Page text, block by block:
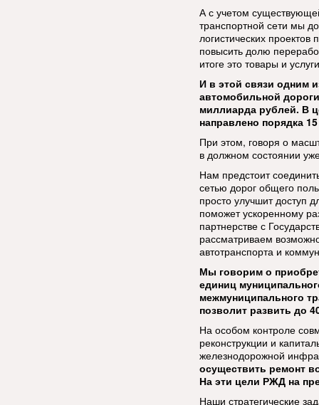
А с учетом
транспортной сети мы
логистических
повысить долю
итоге это товары и
И в этой связи одним
автомобильной
миллиарда рублей. В
направлено порядка
При этом, говоря о
в должном состоянии
Нам предстоит
сетью дорог общего
просто улучшит доступ
поможет ускоренному
партнерстве с
рассматриваем
автотранспорта и
Мы говорим о
единиц
межмуниципального
позволит развить до
На особом контроле
реконструкции и
железнодорожной
осуществить ремонт
На эти цели РЖД на
Наши стратегические